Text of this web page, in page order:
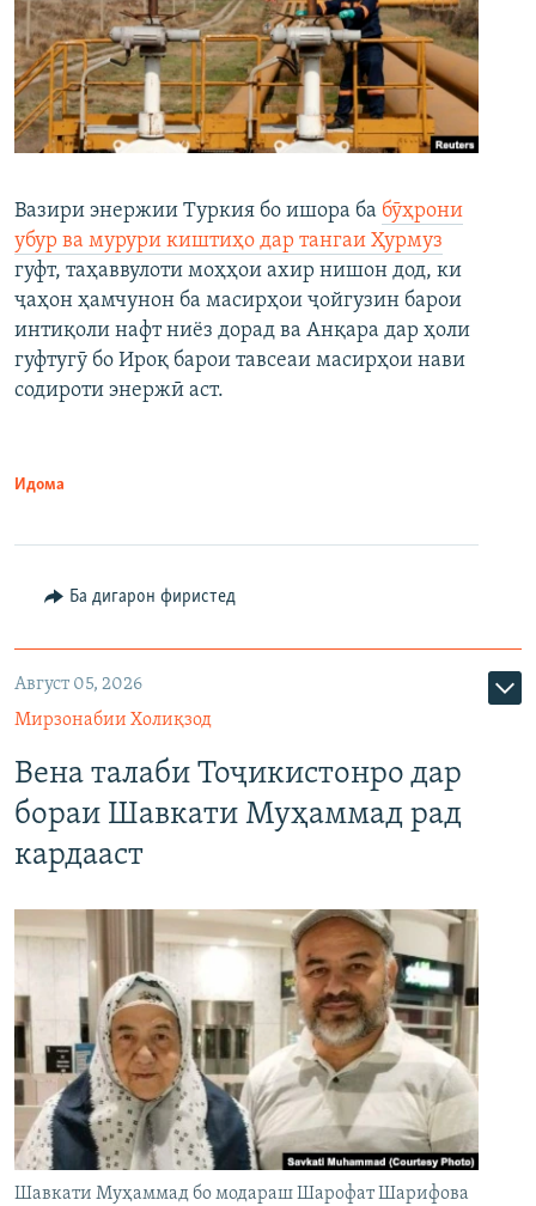
Вазири энержии Туркия бо ишора ба бӯҳрони
убур ва мурури киштиҳо дар тангаи Ҳурмуз
гуфт, таҳаввулоти моҳҳои ахир нишон дод, ки
ҷаҳон ҳамчунон ба масирҳои ҷойгузин барои
интиқоли нафт ниёз дорад ва Анқара дар ҳоли
гуфтугӯ бо Ироқ барои тавсеаи масирҳои нави
содироти энержӣ аст.
Идома
Ба дигарон фиристед
Август 05, 2026
Мирзонабии Холиқзод
Вена талаби Тоҷикистонро дар
бораи Шавкати Муҳаммад рад
кардааст
Шавкати Муҳаммад бо модараш Шарофат Шарифова